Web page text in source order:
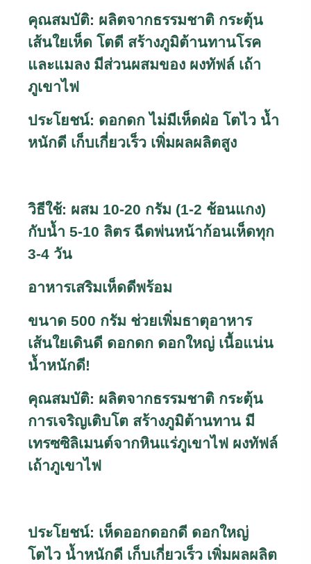
คุณสมบัติ: ผลิตจากธรรมชาติ กระตุ้น
เส้นใยเห็ด โตดี สร้างภูมิต้านทานโรค
และแมลง มีส่วนผสมของ ผงทัฟล์ เถ้า
ภูเขาไฟ
ประโยชน์: ดอกดก ไม่มีเห็ดฝ่อ โตไว น้ำ
หนักดี เก็บเกี่ยวเร็ว เพิ่มผลผลิตสูง
วิธีใช้: ผสม 10-20 กรัม (1-2 ช้อนแกง)
กับน้ำ 5-10 ลิตร ฉีดพ่นหน้าก้อนเห็ดทุก
3-4 วัน
อาหารเสริมเห็ดดีพร้อม
ขนาด 500 กรัม ช่วยเพิ่มธาตุอาหาร
เส้นใยเดินดี ดอกดก ดอกใหญ่ เนื้อแน่น
น้ำหนักดี!
คุณสมบัติ: ผลิตจากธรรมชาติ กระตุ้น
การเจริญเติบโต สร้างภูมิต้านทาน มี
เทรซซิลิเมนต์จากหินแร่ภูเขาไฟ ผงทัฟล์
เถ้าภูเขาไฟ
ประโยชน์: เห็ดออกดอกดี ดอกใหญ่
โตไว น้ำหนักดี เก็บเกี่ยวเร็ว เพิ่มผลผลิต